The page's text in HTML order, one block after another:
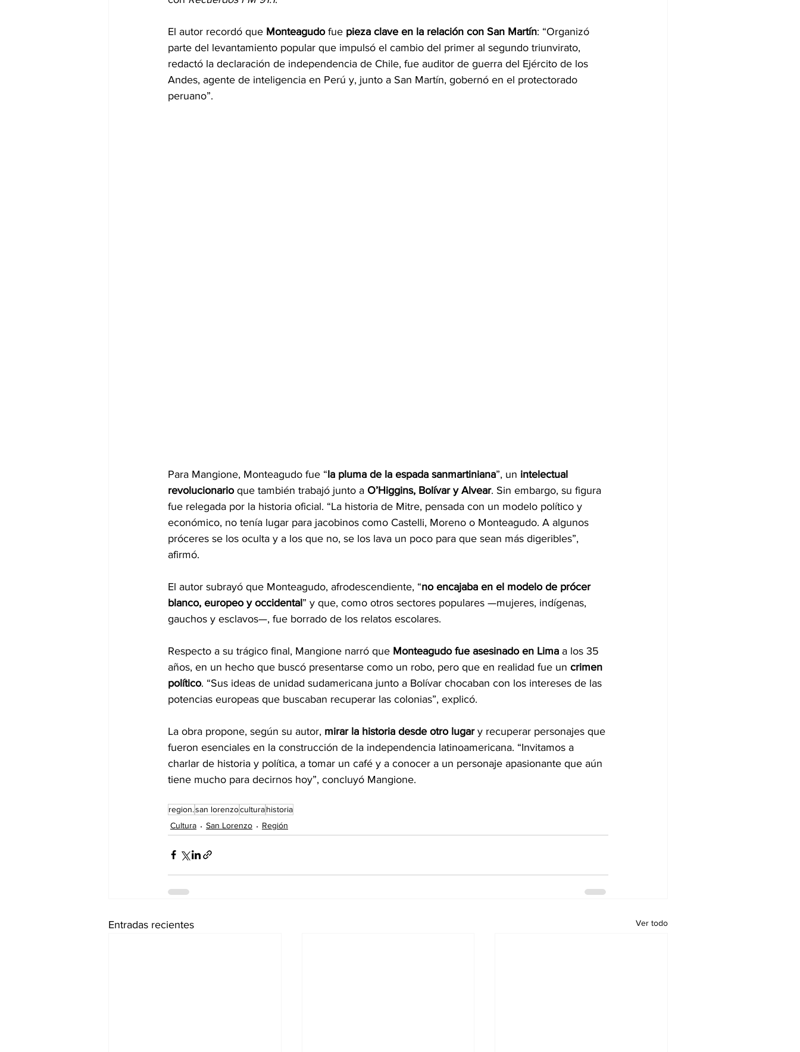
El autor recordó que Monteagudo fue pieza clave en la relación con San Martín: “Organizó
parte del levantamiento popular que impulsó el cambio del primer al segundo triunvirato,
redactó la declaración de independencia de Chile, fue auditor de guerra del Ejército de los
Andes, agente de inteligencia en Perú y, junto a San Martín, gobernó en el protectorado
peruano”.
Para Mangione, Monteagudo fue “la pluma de la espada sanmartiniana”, un intelectual
revolucionario que también trabajó junto a O’Higgins, Bolívar y Alvear. Sin embargo, su figura
fue relegada por la historia oficial. “La historia de Mitre, pensada con un modelo político y
económico, no tenía lugar para jacobinos como Castelli, Moreno o Monteagudo. A algunos
próceres se los oculta y a los que no, se los lava un poco para que sean más digeribles”,
afirmó.
El autor subrayó que Monteagudo, afrodescendiente, “no encajaba en el modelo de prócer
blanco, europeo y occidental” y que, como otros sectores populares —mujeres, indígenas,
gauchos y esclavos—, fue borrado de los relatos escolares.
Respecto a su trágico final, Mangione narró que Monteagudo fue asesinado en Lima a los 35
años, en un hecho que buscó presentarse como un robo, pero que en realidad fue un crimen
político. “Sus ideas de unidad sudamericana junto a Bolívar chocaban con los intereses de las
potencias europeas que buscaban recuperar las colonias”, explicó.
La obra propone, según su autor, mirar la historia desde otro lugar y recuperar personajes que
fueron esenciales en la construcción de la independencia latinoamericana. “Invitamos a
charlar de historia y política, a tomar un café y a conocer a un personaje apasionante que aún
tiene mucho para decirnos hoy”, concluyó Mangione.
region.san lorenzoculturahistoria
Cultura
San Lorenzo Región
Entradas recientes Ver todo